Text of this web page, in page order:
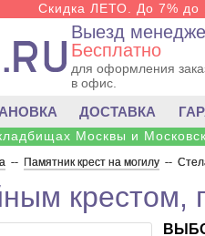
Скидка ЛЕТО. До 7% до
Выезд
Бесплатно
для оформления
в офис.
ДОСТАВКА
Москвы и
-- Памятник крест на могилу --
крестом,